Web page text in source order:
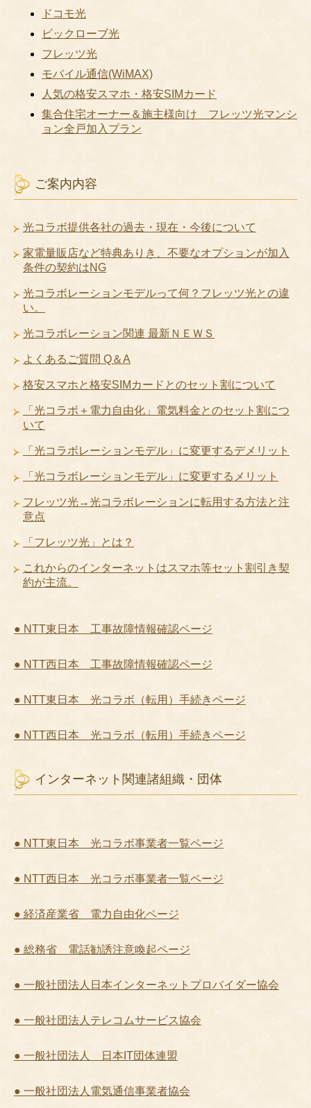
ドコモ光
ビックローブ光
フレッツ光
モバイル通信(WiMAX)
人気の格安スマホ・格安SIMカード
集合住宅オーナー＆施主様向け フレッツ光マンシ
ョン全戸加入プラン
ご案内内容
光コラボ提供各社の過去・現在・今後について
家電量販店など特典ありき、不要なオプションが加入
条件の契約はNG
光コラボレーションモデルって何？フレッツ光との違
い。
光コラボレーション関連 最新ＮＥＷＳ
よくあるご質問 Q＆A
格安スマホと格安SIMカードとのセット割について
「光コラボ＋電力自由化」電気料金とのセット割につ
いて
「光コラボレーションモデル」に変更するデメリット
「光コラボレーションモデル」に変更するメリット
フレッツ光→光コラボレーションに転用する方法と注
意点
「フレッツ光」とは？
これからのインターネットはスマホ等セット割引き契
約が主流。
● NTT東日本 工事故障情報確認ページ
● NTT西日本 工事故障情報確認ページ
● NTT東日本 光コラボ（転用）手続きページ
● NTT西日本 光コラボ（転用）手続きページ
インターネット関連諸組織・団体
● NTT東日本 光コラボ事業者一覧ページ
● NTT西日本 光コラボ事業者一覧ページ
● 経済産業省 電力自由化ページ
● 総務省 電話勧誘注意喚起ページ
● 一般社団法人日本インターネットプロバイダー協会
● 一般社団法人テレコムサービス協会
● 一般社団法人 日本IT団体連盟
● 一般社団法人電気通信事業者協会